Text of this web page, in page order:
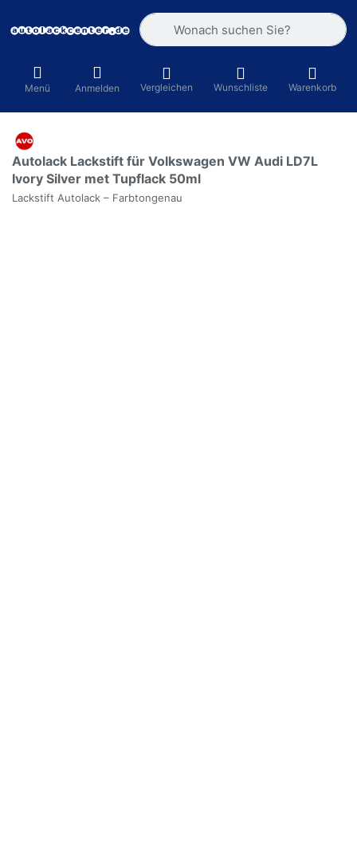
Geben Sie einen Suchbegriff ein.
Menü Anmelden Vergleichen Wunschliste Warenkorb
Autolack Lackstift für Volkswagen VW Audi LD7L
Ivory Silver met Tupflack 50ml
Lackstift Autolack – Farbtongenau